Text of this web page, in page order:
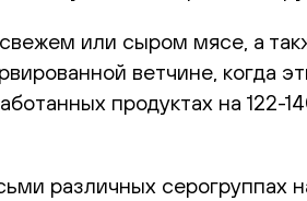
или сыром мясе, а
ветчине, когда
продуктах на 122-
различных серогруппах